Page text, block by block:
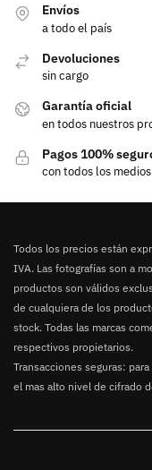
Envíos
a todo el país
Devoluciones
sin cargo
Garantía oficial
en todos nuestros
Pagos 100%
con todos los medios
Todos los precios están
IVA. Las fotografías son a
productos son válidos
de cualquiera de los
stock. Todas las marcas
respectivos propietarios.
Transacciones seguras:
el mas alto nivel de cifrado